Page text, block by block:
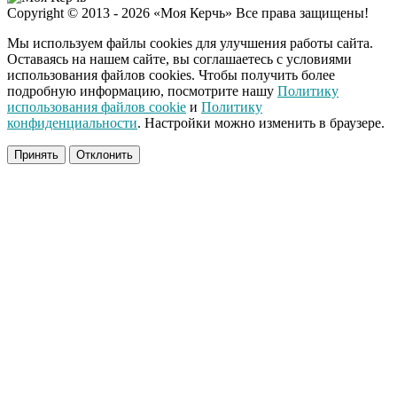
Copyright © 2013 - 2026 «Моя Керчь» Все права защищены!
Мы используем файлы cookies для улучшения работы сайта.
Оставаясь на нашем сайте, вы соглашаетесь с условиями
использования файлов cookies. Чтобы получить более
подробную информацию, посмотрите нашу Политику
использования файлов cookie и Политику
конфиденциальности. Настройки можно изменить в браузере.
Принять Отклонить